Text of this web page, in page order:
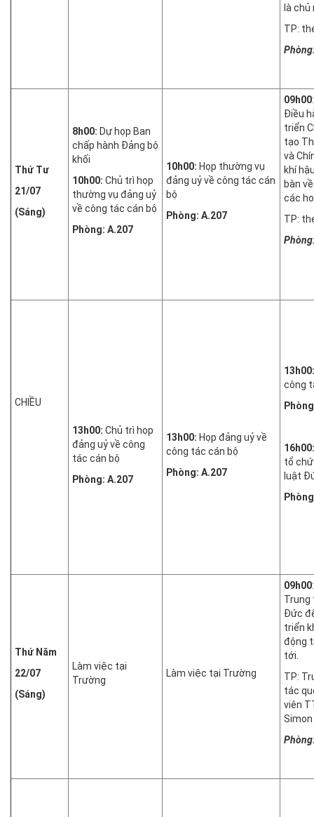
là
TP:
Thứ Tư
21/07
(Sáng)
8h00: Dự họp Ban
chấp hành Đảng bộ
khối
10h00: Chủ trì họp
thường vụ đảng uỷ
về công tác cán bộ
Phòng: A.207
10h00: Họp thường vụ
đảng uỷ về công tác cán
bộ
Phòng: A.207
09h00
Điều
triển
tạo
và
khí
bàn
các
TP:
CHIỀU
13h00: Chủ trì họp
đảng uỷ về công
tác cán bộ
Phòng: A.207
13h00: Họp đảng uỷ về
công tác cán bộ
Phòng: A.207
13h00:
công
16h00:
tổ
luật
Thứ Năm
22/07
(Sáng)
Làm việc tại
Trường
Làm việc tại Trường
09h00
Trung
Đức
triển
động
tới.
TP:
tác
viên
Simon